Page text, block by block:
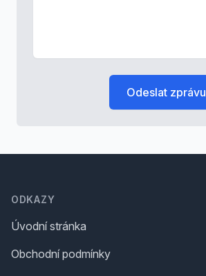
Odeslat zprávu
ODKAZY
Úvodní stránka
Obchodní podmínky